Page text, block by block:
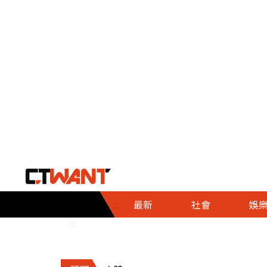
::: 最新 社會
社會首頁
時事
調查
娛樂
娛樂首頁
即時
財經首頁
熱線
政